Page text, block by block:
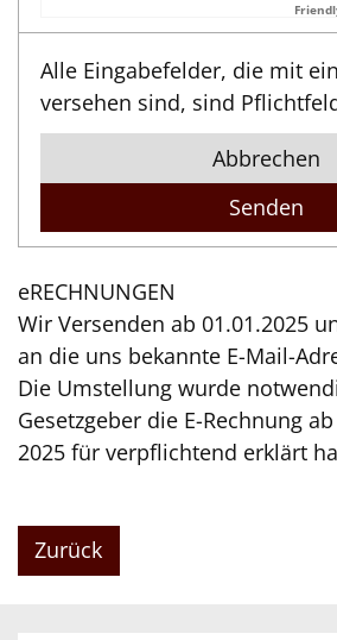
Alle Eingabefelder, die mit
versehen sind, sind
Abbrechen
eRECHNUNGEN
Wir Versenden ab 01.01.2025
an die uns bekannte E-Mail-
Die Umstellung wurde
Gesetzgeber die E-Rechnung
2025 für verpflichtend erklärt
Zurück